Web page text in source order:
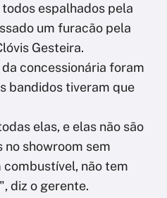
espalhados pela
um furacão pela
Gesteira.
concessionária foram
bandidos tiveram que
elas, e elas não são
no showroom sem
combustível, não tem
diz o gerente.